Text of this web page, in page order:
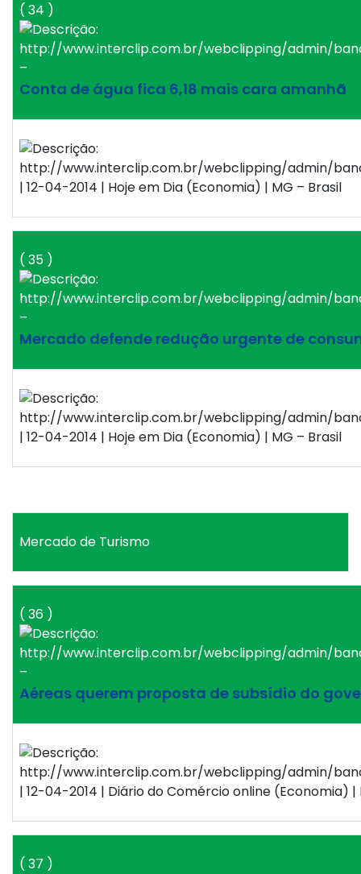
( 34 )
–
Conta de água fica 6,18 mais cara amanhã
| 12-04-2014 | Hoje em Dia (Economia) | MG – Brasil
( 35 )
–
Mercado defende redução urgente de
| 12-04-2014 | Hoje em Dia (Economia) | MG – Brasil
Mercado de Turismo
( 36 )
–
Aéreas querem proposta de subsídio do
| 12-04-2014 | Diário do Comércio online (Economia) |
( 37 )